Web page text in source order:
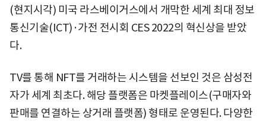
(현지시각) 미국 라스베이거스에서 개막한 세계 최대 정보
통신기술(ICT)·가전 전시회 CES 2022의 혁신상을 받았
다.
TV를 통해 NFT를 거래하는 시스템을 선보인 것은 삼성전
자가 세계 최초다. 해당 플랫폼은 마켓플레이스(구매자와
판매를 연결하는 상거래 플랫폼) 형태로 운영된다. 다양한